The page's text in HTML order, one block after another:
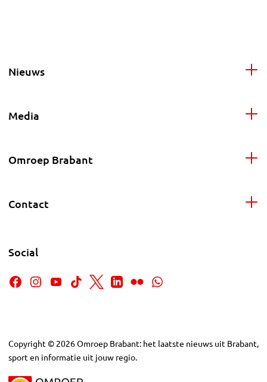
Nieuws
Media
Omroep Brabant
Contact
Social
Copyright © 2026Omroep Brabant: het laatste nieuws uit Brabant,
sport en informatie uit jouw regio.